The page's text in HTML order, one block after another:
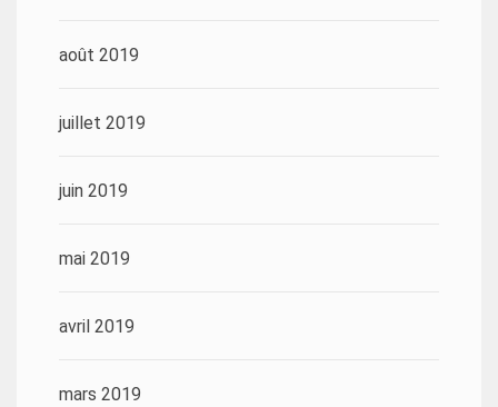
août 2019
juillet 2019
juin 2019
mai 2019
avril 2019
mars 2019